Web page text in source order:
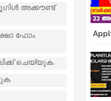
അക്കൗണ്ട്
ഫോം
ചെയ്യുക.